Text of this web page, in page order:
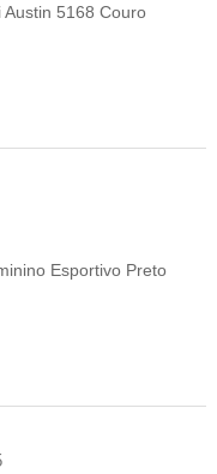
5168 Couro
Esportivo Preto